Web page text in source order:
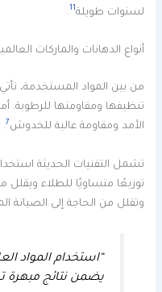
لسنوات طويلة11
.
أنواع الدهانات والماركات
من بين المواد المستخدمة،
تنظيفها ومقاومتها للرطوبة.
الأمد ومقاومة عالية للخدوش7
.
تشمل التقنيات الحديثة
توزيعًا متساويًا للطلاء ويقلل
وتقلل من الحاجة إلى الصيانة
“استخدام المواد
يضمن نتائج مبهرة